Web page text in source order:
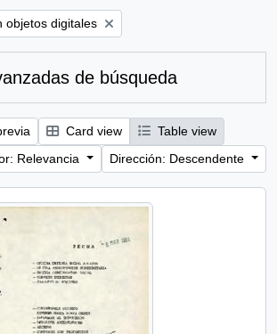
filter:
objetos digitales
de búsqueda
Card view
Table view
Relevancia
Dirección: Descendente